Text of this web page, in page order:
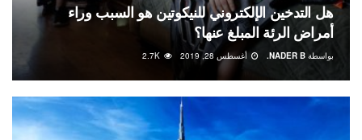
هل التدخين الإلكتروني للنيكوتين هو السبب وراء
أمراض الرئة المبلغ عنها؟
بواسطة NADER B. أغسطس 28, 2019